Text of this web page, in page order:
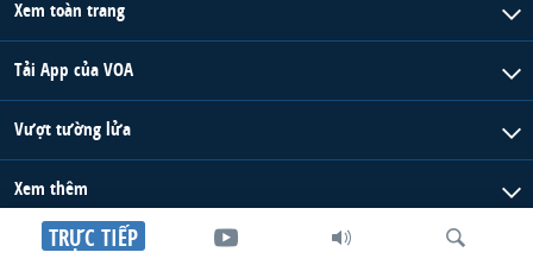
TRỰC TIẾP
Xem toàn trang
Tải App của VOA
Vượt tường lửa
Xem thêm